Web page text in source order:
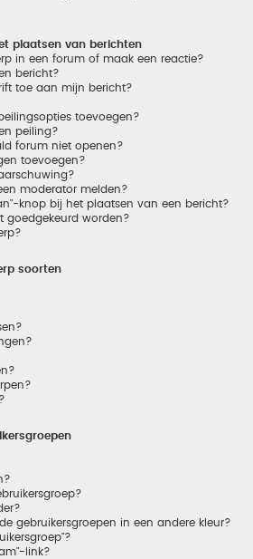
plaatsen van berichten
in een forum of maak een reactie?
bericht?
toe aan mijn bericht?
toevoegen?
peiling?
forum niet openen?
toevoegen?
moderator melden?
knop bij het plaatsen van een bericht?
goedgekeurd worden?
soorten
gebruikersgroepen in een andere kleur?
link?